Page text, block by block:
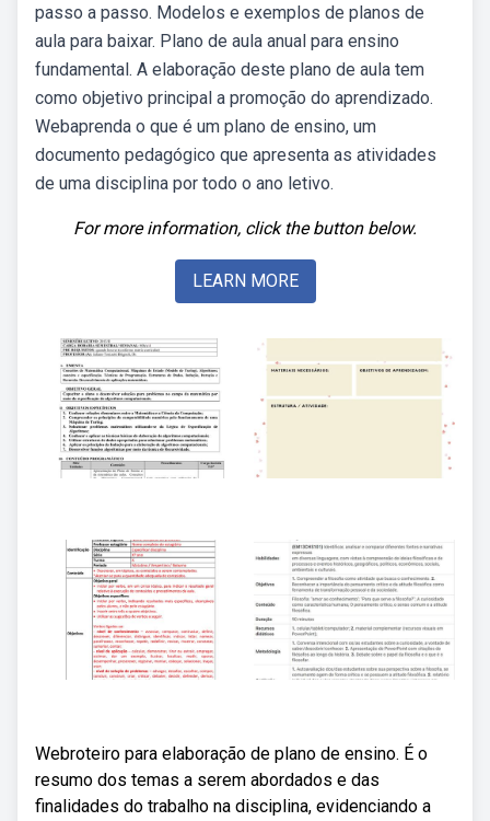
passo a passo. Modelos e exemplos de planos de
aula para baixar. Plano de aula anual para ensino
fundamental. A elaboração deste plano de aula tem
como objetivo principal a promoção do aprendizado.
Webaprenda o que é um plano de ensino, um
documento pedagógico que apresenta as atividades
de uma disciplina por todo o ano letivo.
For more information, click the button below.
LEARN MORE
Webroteiro para elaboração de plano de ensino. É o
resumo dos temas a serem abordados e das
finalidades do trabalho na disciplina, evidenciando a